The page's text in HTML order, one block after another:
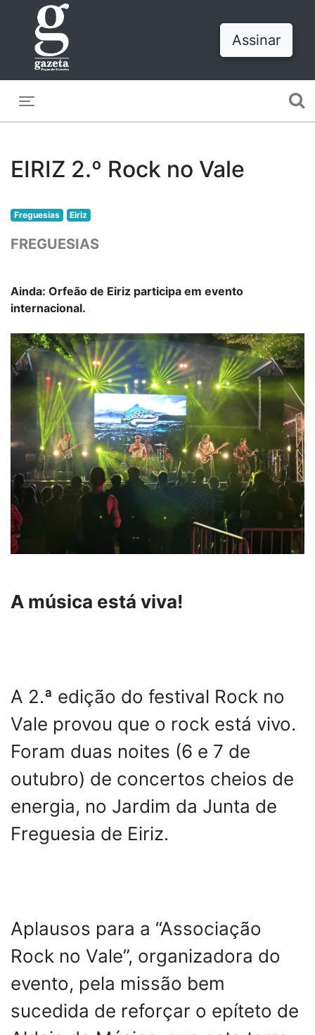
Assinar
EIRIZ 2.º Rock no Vale
Freguesias Eiriz
FREGUESIAS
Ainda: Orfeão de Eiriz participa em evento
internacional.
A música está viva!
A 2.ª edição do festival Rock no
Vale provou que o rock está vivo.
Foram duas noites (6 e 7 de
outubro) de concertos cheios de
energia, no Jardim da Junta de
Freguesia de Eiriz.
Aplausos para a “Associação
Rock no Vale”, organizadora do
evento, pela missão bem
sucedida de reforçar o epíteto de